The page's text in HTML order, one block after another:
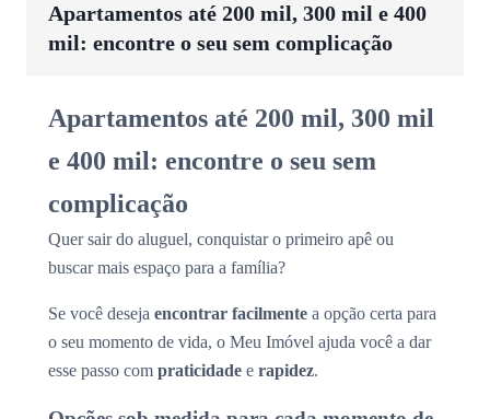
Apartamentos até 200 mil, 300 mil e 400
mil: encontre o seu sem complicação
Apartamentos até 200 mil, 300 mil
e 400 mil: encontre o seu sem
complicação
Quer sair do aluguel, conquistar o primeiro apê ou
buscar mais espaço para a família?
Se você deseja encontrar facilmente a opção certa para
o seu momento de vida, o Meu Imóvel ajuda você a dar
esse passo com praticidade e rapidez.